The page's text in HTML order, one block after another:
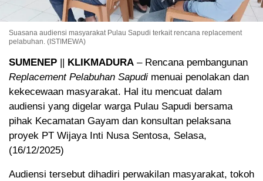
Suasana audiensi masyarakat Pulau Sapudi terkait rencana replacement
pelabuhan. (ISTIMEWA)
SUMENEP || KLIKMADURA – Rencana pembangunan
Replacement Pelabuhan Sapudi menuai penolakan dan
kekecewaan masyarakat. Hal itu mencuat dalam
audiensi yang digelar warga Pulau Sapudi bersama
pihak Kecamatan Gayam dan konsultan pelaksana
proyek PT Wijaya Inti Nusa Sentosa, Selasa,
(16/12/2025)
Audiensi tersebut dihadiri perwakilan masyarakat, tokoh